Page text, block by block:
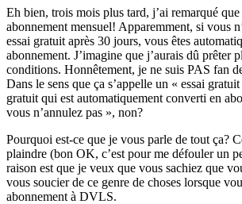
Eh bien, trois mois plus tard, j’ai remarqué
abonnement mensuel! Apparemment, si vous
essai gratuit après 30 jours, vous êtes
abonnement. J’imagine que j’aurais dû prêter
conditions. Honnêtement, je ne suis PAS fan
Dans le sens que ça s’appelle un « essai
gratuit qui est automatiquement converti en
vous n’annulez pas », non?
Pourquoi est-ce que je vous parle de tout ça?
plaindre (bon OK, c’est pour me défouler un
raison est que je veux que vous sachiez que
vous soucier de ce genre de choses lorsque
abonnement à DVLS.